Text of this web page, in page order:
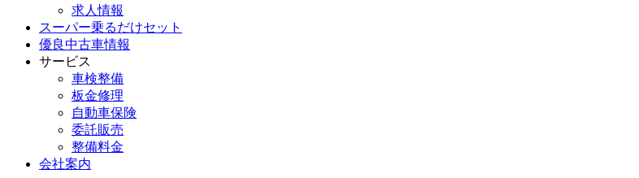
求人情報
スーパー乗るだけセット
優良中古車情報
サービス
車検整備
板金修理
自動車保険
委託販売
整備料金
会社案内